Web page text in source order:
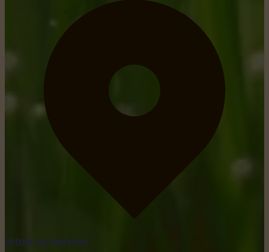
obtenir un itinéraire